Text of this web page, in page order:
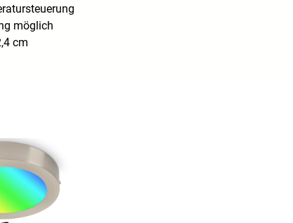
möglich
cm